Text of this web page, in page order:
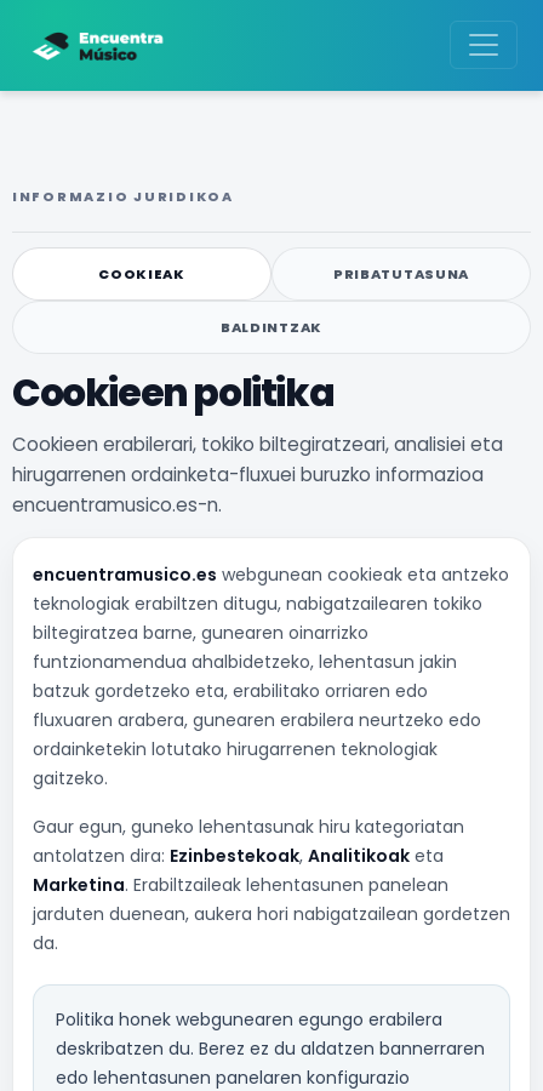
INFORMAZIO JURIDIKOA
COOKIEAK PRIBATUTASUNA
BALDINTZAK
Cookieen politika
Cookieen erabilerari, tokiko biltegiratzeari, analisiei eta
hirugarrenen ordainketa-fluxuei buruzko informazioa
encuentramusico.es-n.
encuentramusico.es webgunean cookieak eta antzeko
teknologiak erabiltzen ditugu, nabigatzailearen tokiko
biltegiratzea barne, gunearen oinarrizko
funtzionamendua ahalbidetzeko, lehentasun jakin
batzuk gordetzeko eta, erabilitako orriaren edo
fluxuaren arabera, gunearen erabilera neurtzeko edo
ordainketekin lotutako hirugarrenen teknologiak
gaitzeko.
Gaur egun, guneko lehentasunak hiru kategoriatan
antolatzen dira: Ezinbestekoak, Analitikoak eta
Marketina. Erabiltzaileak lehentasunen panelean
jarduten duenean, aukera hori nabigatzailean gordetzen
da.
Politika honek webgunearen egungo erabilera
deskribatzen du. Berez ez du aldatzen bannerraren
edo lehentasunen panelaren konfigurazio